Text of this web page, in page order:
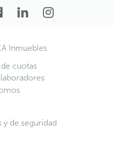
Inmuebles
cuotas
y de seguridad